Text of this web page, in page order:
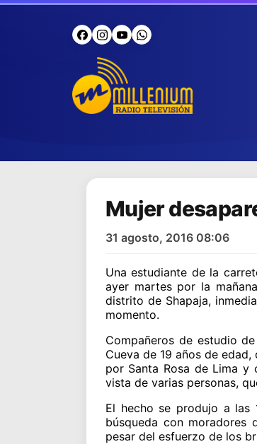
Mujer
31 agosto, 2016 08:06
Una estudiante de la
ayer martes por la
distrito de Shapaja,
momento.
Compañeros de estudio
Cueva de 19 años de
por Santa Rosa de Lima y
vista de varias personas,
El hecho se produjo a las
búsqueda con
pesar del esfuerzo de los